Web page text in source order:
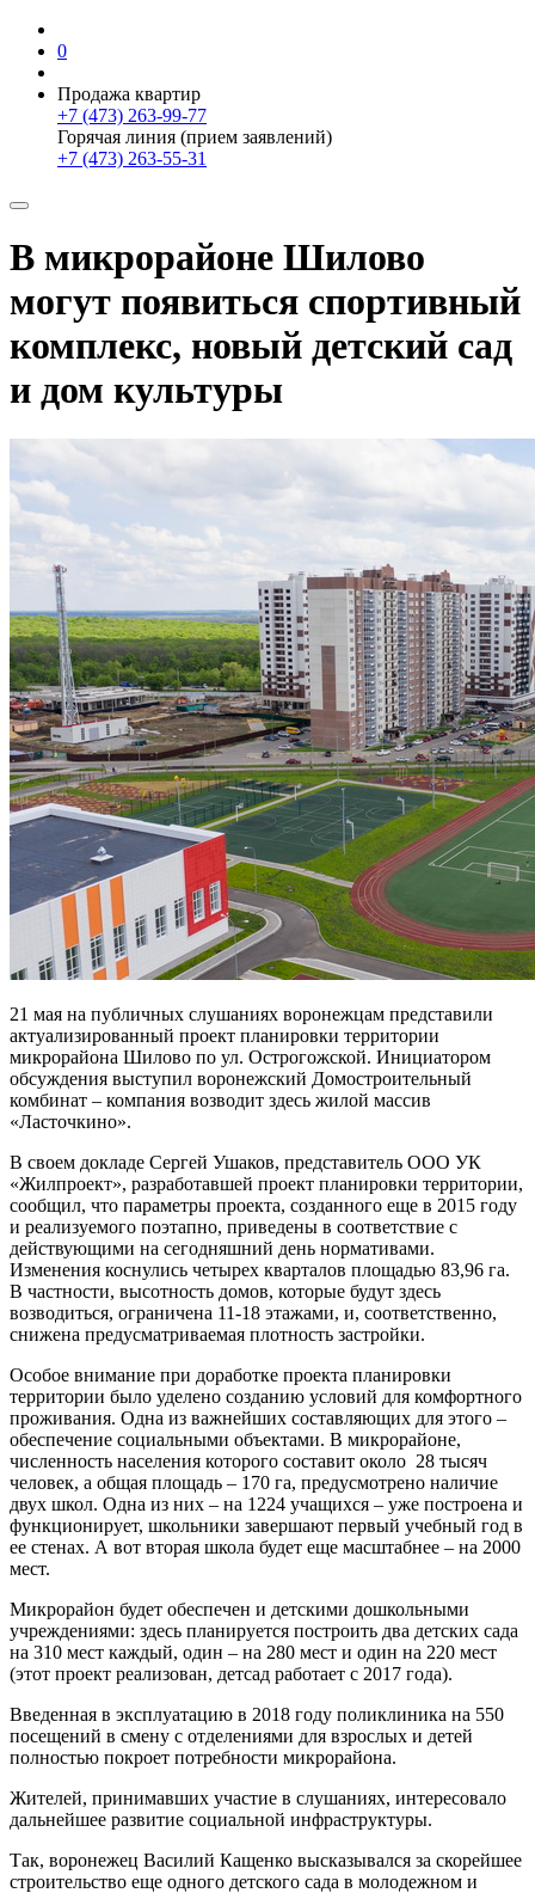
0
Продажа квартир
+7 (473) 263-99-77
Горячая линия (прием заявлений)
+7 (473) 263-55-31
В микрорайоне Шилово
могут появиться спортивный
комплекс, новый детский сад
и дом культуры
21 мая на публичных слушаниях воронежцам представили
актуализированный проект планировки территории
микрорайона Шилово по ул. Острогожской. Инициатором
обсуждения выступил воронежский Домостроительный
комбинат – компания возводит здесь жилой массив
«Ласточкино».
В своем докладе Сергей Ушаков, представитель ООО УК
«Жилпроект», разработавшей проект планировки территории,
сообщил, что параметры проекта, созданного еще в 2015 году
и реализуемого поэтапно, приведены в соответствие с
действующими на сегодняшний день нормативами.
Изменения коснулись четырех кварталов площадью 83,96 га.
В частности, высотность домов, которые будут здесь
возводиться, ограничена 11-18 этажами, и, соответственно,
снижена предусматриваемая плотность застройки.
Особое внимание при доработке проекта планировки
территории было уделено созданию условий для комфортного
проживания. Одна из важнейших составляющих для этого –
обеспечение социальными объектами. В микрорайоне,
численность населения которого составит около 28 тысяч
человек, а общая площадь – 170 га, предусмотрено наличие
двух школ. Одна из них – на 1224 учащихся – уже построена и
функционирует, школьники завершают первый учебный год в
ее стенах. А вот вторая школа будет еще масштабнее – на 2000
мест.
Микрорайон будет обеспечен и детскими дошкольными
учреждениями: здесь планируется построить два детских сада
на 310 мест каждый, один – на 280 мест и один на 220 мест
(этот проект реализован, детсад работает с 2017 года).
Введенная в эксплуатацию в 2018 году поликлиника на 550
посещений в смену с отделениями для взрослых и детей
полностью покроет потребности микрорайона.
Жителей, принимавших участие в слушаниях, интересовало
дальнейшее развитие социальной инфраструктуры.
Так, воронежец Василий Кащенко высказывался за скорейшее
строительство еще одного детского сада в молодежном и